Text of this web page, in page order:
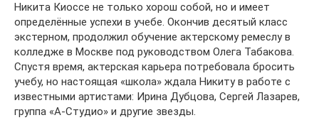
Никита Киоссе не только хорош собой, но и имеет
определённые успехи в учебе. Окончив десятый класс
экстерном, продолжил обучение актерскому ремеслу в
колледже в Москве под руководством Олега Табакова.
Спустя время, актерская карьера потребовала бросить
учебу, но настоящая «школа» ждала Никиту в работе с
известными артистами: Ирина Дубцова, Сергей Лазарев,
группа «А-Студио» и другие звезды.